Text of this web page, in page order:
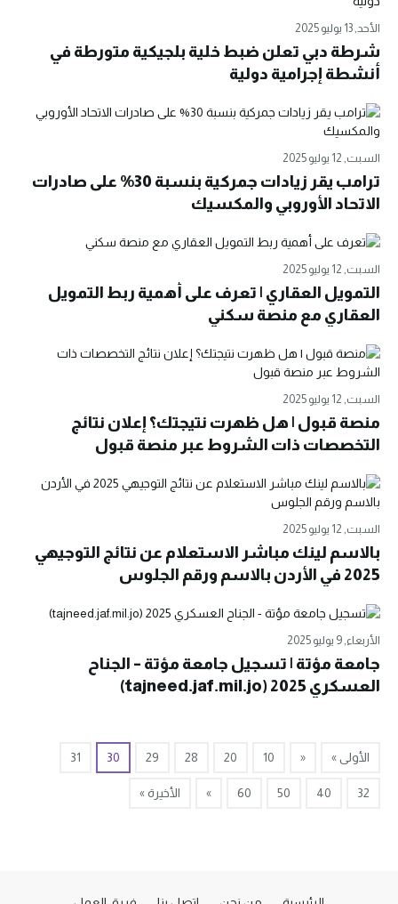
الأحد, 13 يوليو 2025
شرطة دبي تعلن ضبط خلية بلجيكية متورطة في
أنشطة إجرامية دولية
السبت, 12 يوليو 2025
ترامب يقر زيادات جمركية بنسبة 30% على صادرات
الاتحاد الأوروبي والمكسيك
السبت, 12 يوليو 2025
التمويل العقاري | تعرف على أهمية ربط التمويل
العقاري مع منصة سكني
السبت, 12 يوليو 2025
منصة قبول | هل ظهرت نتيجتك؟ إعلان نتائج
التخصصات ذات الشروط عبر منصة قبول
السبت, 12 يوليو 2025
بالاسم لينك مباشر الاستعلام عن نتائج التوجيهي
2025 في الأردن بالاسم ورقم الجلوس
الأربعاء, 9 يوليو 2025
جامعة مؤتة | تسجيل جامعة مؤتة – الجناح
العسكري 2025 (tajneed.jaf.mil.jo)
الأولى » «
10
20
28
29
30
31
32
40
50
60
» الأخيرة »